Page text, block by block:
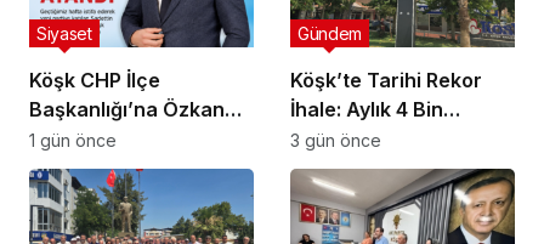
Köşk CHP İlçe
Başkanlığı’na Özkan
Soylu Atandı
Siyaset
1 gün önce
Köşk’te Tarihi Rekor
İhale: Aylık 4 Bin
Liradan Başladı, 251
Bin Lirada Bitti
Gündem
3 gün önce